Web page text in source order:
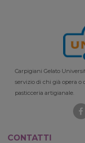
Carpigiani Gelato
servizio di chi già opera o
pasticceria artigianale.
CONTATTI